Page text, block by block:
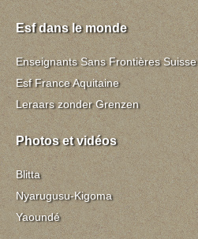
Esf dans le monde
Enseignants Sans Frontières Suisse
Esf France Aquitaine
Leraars zonder Grenzen
Photos et vidéos
Blitta
Nyarugusu-Kigoma
Yaoundé